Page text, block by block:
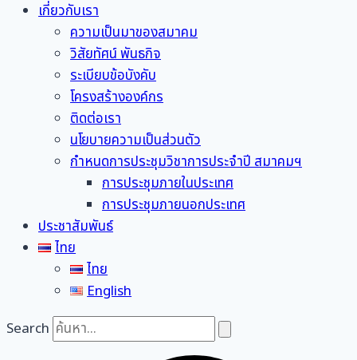
เกี่ยวกับเรา
ความเป็นมาของสมาคม
วิสัยทัศน์ พันธกิจ
ระเบียบข้อบังคับ
โครงสร้างองค์กร
ติดต่อเรา
นโยบายความเป็นส่วนตัว
กำหนดการประชุมวิชาการประจำปี สมาคมฯ
การประชุมภายในประเทศ
การประชุมภายนอกประเทศ
ประชาสัมพันธ์
ไทย
ไทย
English
Search